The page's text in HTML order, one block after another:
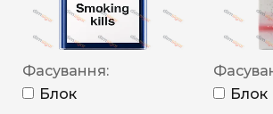
Фасування:
Блок
Блок